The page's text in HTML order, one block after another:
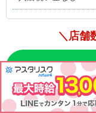
＼店舗
フレイバ
全部屋完全個室